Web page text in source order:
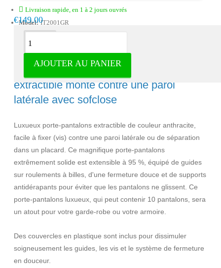
Livraison rapide, en 1 à 2 jours ouvrés
Model: IT2001GR
€149.00
AJOUTER AU PANIER
Description
Milano Luxueux porte-pantalons
extractible monté contre une paroi
latérale avec sofclose
Luxueux porte-pantalons extractible de couleur anthracite,
facile à fixer (vis) contre une paroi latérale ou de séparation
dans un placard. Ce magnifique porte-pantalons
extrêmement solide est extensible à 95 %, équipé de guides
sur roulements à billes, d'une fermeture douce et de supports
antidérapants pour éviter que les pantalons ne glissent. Ce
porte-pantalons luxueux, qui peut contenir 10 pantalons, sera
un atout pour votre garde-robe ou votre armoire.
Des couvercles en plastique sont inclus pour dissimuler
soigneusement les guides, les vis et le système de fermeture
en douceur.